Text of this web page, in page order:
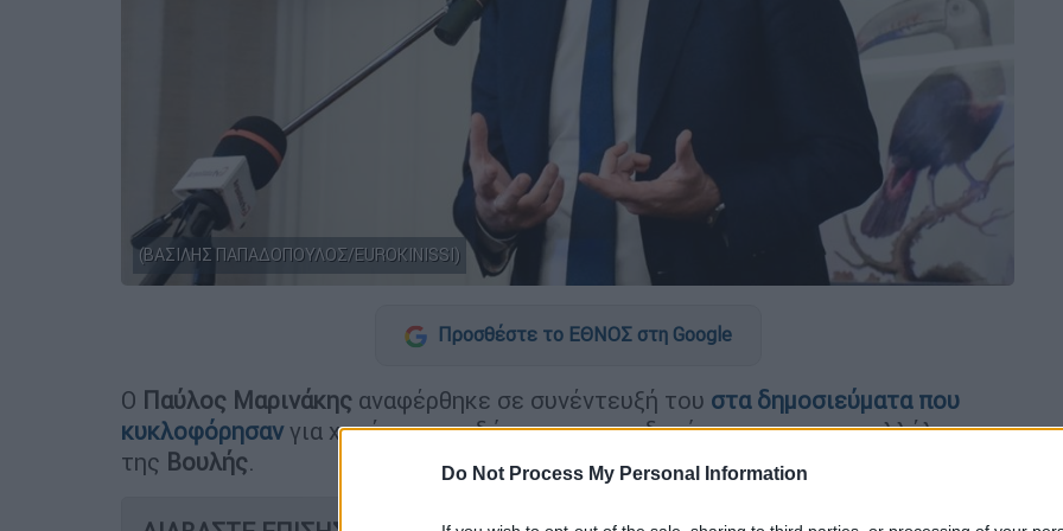
Do Not Process My Personal Information
(ΒΑΣΙΛΗΣ ΠΑΠΑΔΟΠΟΥΛΟΣ/EUROKINISSI)
Προσθέστε το ΕΘΝΟΣ στη Google
Ο Παύλος Μαρινάκης αναφέρθηκε σε συνέντευξή του στα δημοσιεύματα που
κυκλοφόρησανγια χορήγηση επιδόματος επικινδυνότητας στους υπαλλήλους
της Βουλής.